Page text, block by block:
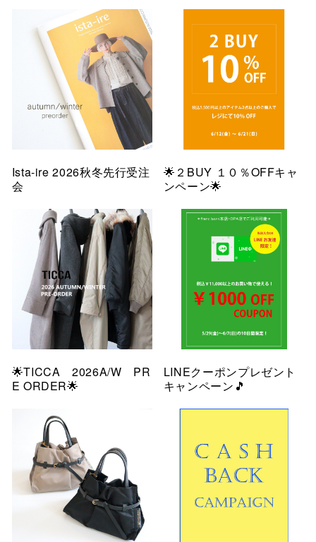
Ista-ire 2026秋冬先行受注
会
🌟２BUY １０％OFFキャ
ンペーン🌟
🌟TICCA 2026A/W PR
E ORDER🌟
LINEクーポンプレゼント
キャンペーン🎵